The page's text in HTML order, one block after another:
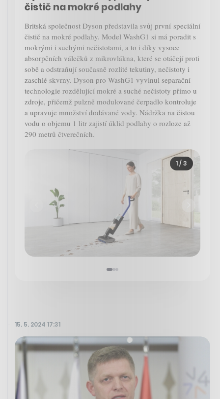
čistič na mokré podlahy
Britská společnost Dyson představila svůj první speciální
čistič na mokré podlahy. Model WashG1 si má poradit s
mokrými i suchými nečistotami, a to i díky vysoce
absorpčních válečků z mikrovlákna, které se otáčejí proti
sobě a odstraňují současně rozlité tekutiny, nečistoty i
zaschlé skvrny. Dyson pro WashG1 vyvinul separační
technologie rozdělující mokré a suché nečistoty přímo u
zdroje, přičemž pulzně modulované čerpadlo kontroluje
a upravuje množství dodávané vody. Nádržka na čistou
vodu o objemu 1 litr zajistí úklid podlahy o rozloze až
290 metrů čtverečních.
1/ 3
15. 5. 2024 17:31